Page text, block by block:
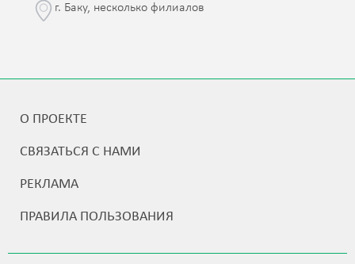
г. Баку, несколько филиалов
О ПРОЕКТЕ
СВЯЗАТЬСЯ С НАМИ
РЕКЛАМА
ПРАВИЛА ПОЛЬЗОВАНИЯ